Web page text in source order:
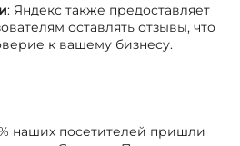
: Яндекс также предоставляет
оставлять отзывы, что
к вашему бизнесу.
наших посетителей пришли